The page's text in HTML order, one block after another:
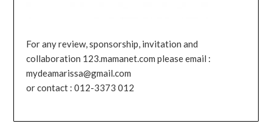
For any review, sponsorship, invitation and
collaboration 123.mamanet.com please email :
mydeamarissa@gmail.com
or contact : 012-3373 012